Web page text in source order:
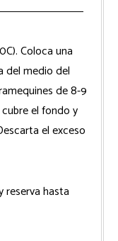
Coloca una
del medio del
de 8-9
el fondo y
el exceso
reserva hasta